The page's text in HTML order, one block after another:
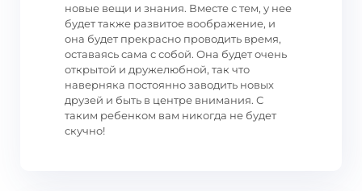
новые вещи и знания. Вместе с тем, у нее
будет также развитое воображение, и
она будет прекрасно проводить время,
оставаясь сама с собой. Она будет очень
открытой и дружелюбной, так что
наверняка постоянно заводить новых
друзей и быть в центре внимания. С
таким ребенком вам никогда не будет
скучно!